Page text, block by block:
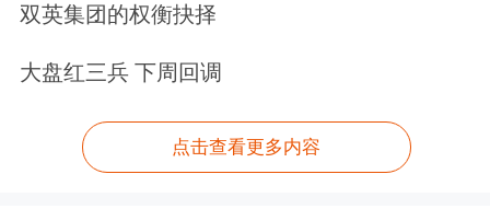
种“sidecar”功能。此外，Atlas还具
双英集团的权衡抉择
大盘红三兵 下周回调
点击查看更多内容